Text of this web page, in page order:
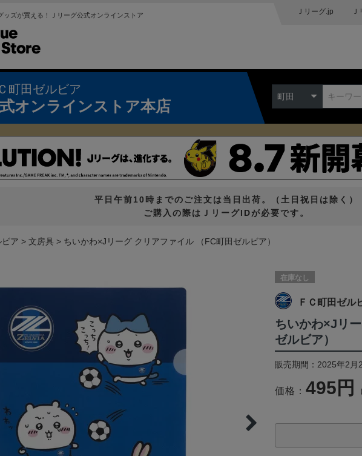
ッズが買える！Ｊリーグ公式オンラインストア Ｊリーグ.jp
町田ゼルビア
オンラインストア本店
町田
平日午前10時までのご注文は当日出荷。（土日祝日は除く）
ご購入の際はＪリーグIDが必要です。
ビア 文房具 ちいかわ×Jリーグ クリアファイル （FC町田ゼルビア）
在庫なし
ＦＣ町田ゼル
ちいかわ×Jリ
ゼルビア）
販売期間：2025年2
価格： 495円